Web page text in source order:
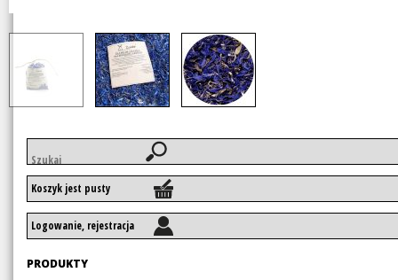
kluczowe
Koszyk jest pusty
Logowanie, rejestracja
Pomiń
nawigację
PRODUKTY